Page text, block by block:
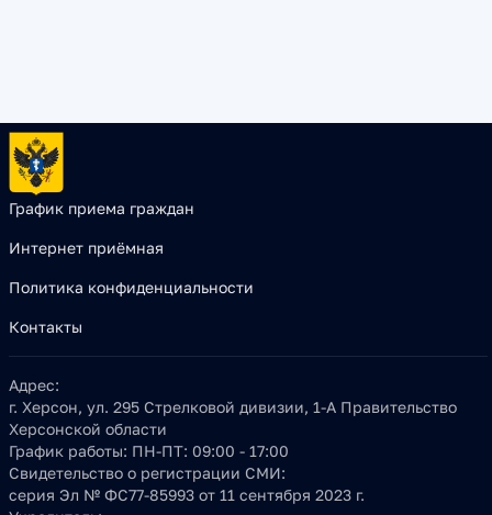
График приема граждан
Интернет приёмная
Политика конфиденциальности
Контакты
Адрес:
г. Херсон, ул. 295 Стрелковой дивизии, 1-А Правительство
Херсонской области
График работы: ПН-ПТ: 09:00 - 17:00
Свидетельство о регистрации СМИ:
серия Эл № ФС77-85993 от 11 сентября 2023 г.